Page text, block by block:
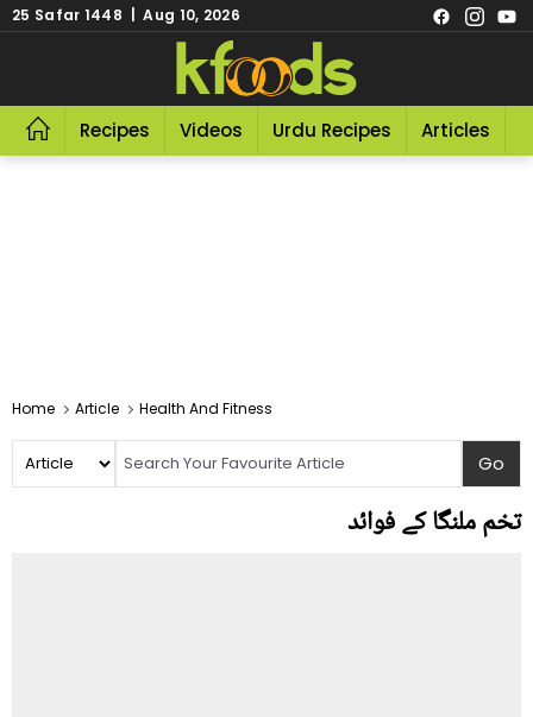
25 Safar 1448 | Aug 10, 2026
Recipes Videos Urdu Recipes Articles
Home Article Health And Fitness
تخم ملنگا کے فوائد